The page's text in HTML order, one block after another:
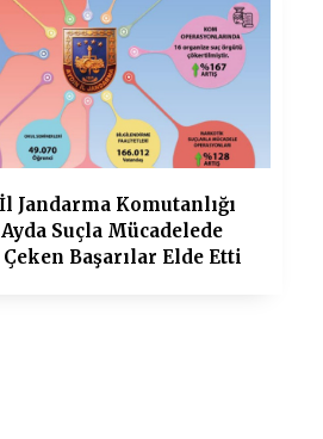
Jandarma Komutanlığı
Suçla Mücadelede
Başarılar Elde Etti